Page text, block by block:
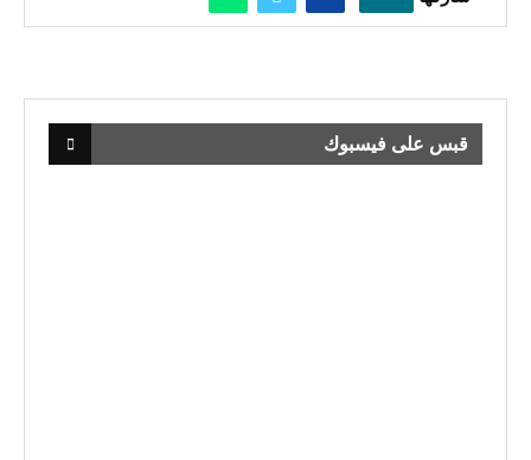
قبس على فيسبوك